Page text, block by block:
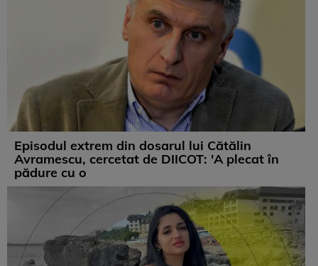
Episodul extrem din dosarul lui Cătălin
Avramescu, cercetat de DIICOT: 'A plecat în
pădure cu o